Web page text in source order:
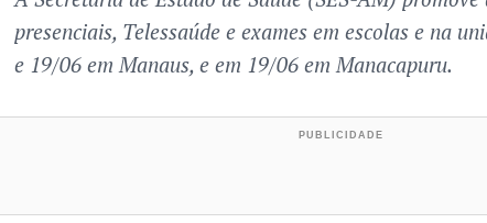
presenciais, Telessaúde e exames em escolas e na
e 19/06 em Manaus, e em 19/06 em Manacapuru.